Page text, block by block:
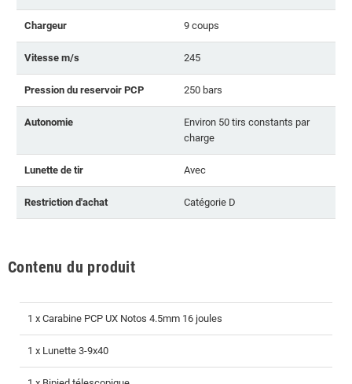
Chargeur 9 coups
Vitesse m/s 245
Pression du reservoir PCP 250 bars
Autonomie
Environ 50 tirs constants par
charge
Lunette de tir Avec
Restriction d'achat Catégorie D
Contenu du produit
1 x Carabine PCP UX Notos 4.5mm 16 joules
1 x Lunette 3-9x40